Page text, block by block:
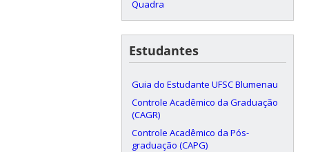
Quadra
Estudantes
Guia do Estudante UFSC Blumenau
Controle Acadêmico da Graduação
(CAGR)
Controle Acadêmico da Pós-
graduação (CAPG)